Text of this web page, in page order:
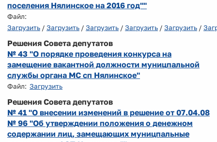
поселения Нялинское на 2016 год""
Файл:
Загрузить / Загрузить / Загрузить / Загрузить / Загрузить /
Решения Совета депутатов
№ 43 "О порядке проведения конкурса на
замещение вакантной должности муницпальной
службы органа МС сп Нялинское"
Файл: Загрузить
Решения Совета депутатов
№ 41 "О внесении изменений в решение от 07.04.08
№ 96 "Об утверждении положения о денежном
содержании лиц, замещающих муницпальные